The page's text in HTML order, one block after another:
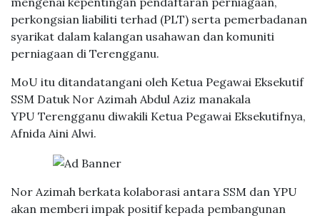
perkongsian liabiliti terhad (PLT) serta pemerbadanan
syarikat dalam kalangan usahawan dan komuniti
perniagaan di Terengganu.
MoU itu ditandatangani oleh Ketua Pegawai Eksekutif
SSM Datuk Nor Azimah Abdul Aziz manakala
YPU Terengganu diwakili Ketua Pegawai Eksekutifnya,
Afnida Aini Alwi.
Nor Azimah berkata kolaborasi antara SSM dan YPU
akan memberi impak positif kepada pembangunan